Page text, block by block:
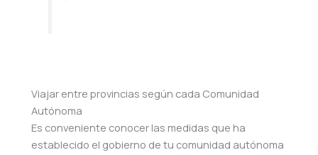
Viajar entre provincias según cada Comunidad
Autónoma
Es conveniente conocer las medidas que ha
establecido el gobierno de tu comunidad autónoma